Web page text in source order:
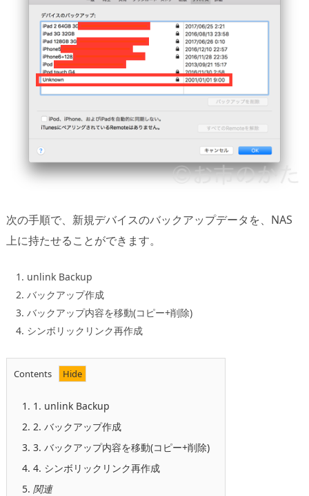
次の手順で、新規デバイスのバックアップデータを、NAS
上に持たせることができます。
unlink Backup
バックアップ作成
バックアップ内容を移動(コピー+削除)
シンボリックリンク再作成
Contents
1. 1. unlink Backup
2. 2. バックアップ作成
3. 3. バックアップ内容を移動(コピー+削除)
4. 4. シンボリックリンク再作成
5. 関連